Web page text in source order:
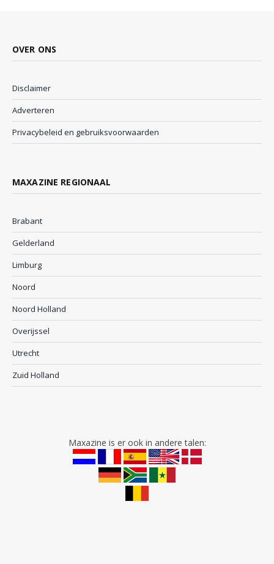
OVER ONS
Disclaimer
Adverteren
Privacybeleid en gebruiksvoorwaarden
MAXAZINE REGIONAAL
Brabant
Gelderland
Limburg
Noord
Noord Holland
Overijssel
Utrecht
Zuid Holland
Maxazine is er ook in andere talen: